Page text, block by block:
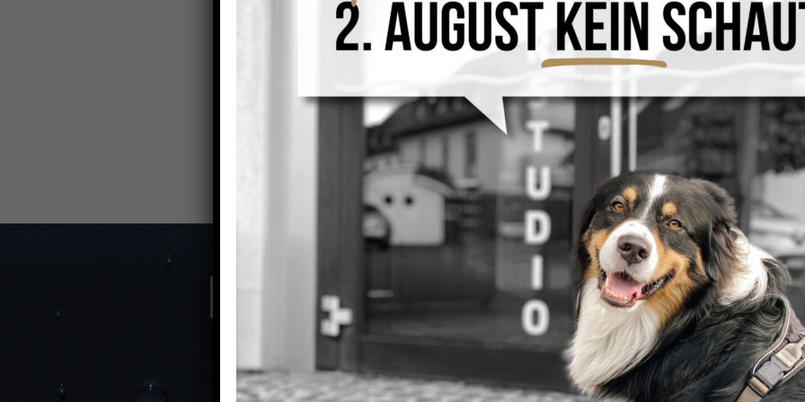
Geld bei Ihrer Badsanierung.
Planen Sie ein neues Bad?
Dann ist jetzt der richtige Zeitpunkt.
Mit unserem Osterbonus für EDEKA-Kunden erhalten
Sie200 € Preisvorteilbei Auftragserteilung.
Einfach Formular ausfüllen und Bonus sichern!
Formular ausfüllen
Tragen Sie sich mit Ihren Kontaktdaten ein und sichern Sie sich Ihren persönlichen
Hier geht’s direkt zum Formular!